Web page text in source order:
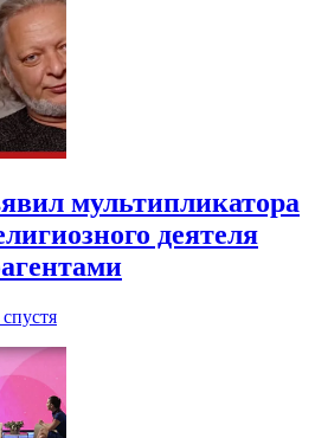
мультипликатора
деятеля